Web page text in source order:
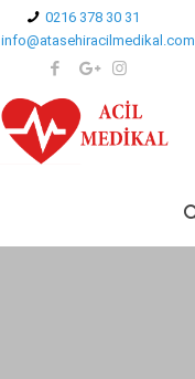
0216 378 30 31
info@atasehiracilmedikal.com